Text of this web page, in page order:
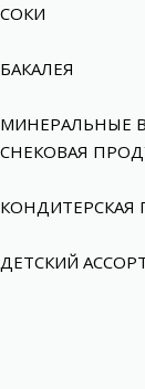
СОКИ
БАКАЛЕЯ
МИНЕРАЛЬНЫЕ
СНЕКОВАЯ
КОНДИТЕРСКАЯ
ДЕТСКИЙ